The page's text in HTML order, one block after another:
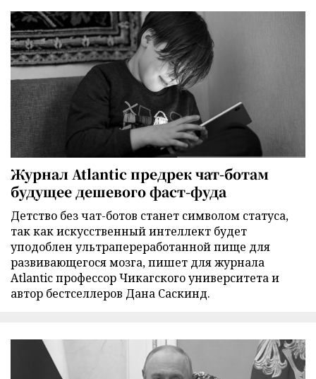
Журнал Atlantic предрек чат-ботам
будущее дешевого фаст-фуда
Детство без чат-ботов станет символом статуса,
так как искусственный интеллект будет
уподоблен ультрапереработанной пище для
развивающегося мозга, пишет для журнала
Atlantic профессор Чикагского университета и
автор бестселлеров Дана Саскинд.